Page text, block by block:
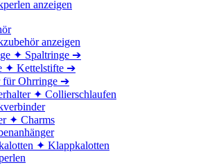
anzeigen
anzeigen
✦ Spaltringe ➔
✦ Kettelstifte ➔
für Ohrringe ➔
✦ Collierschlaufen
✦ Charms
✦ Klappkalotten